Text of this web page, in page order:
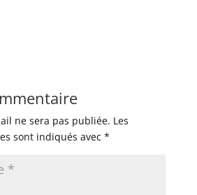
ne sera pas publiée. Les
sont indiqués avec *